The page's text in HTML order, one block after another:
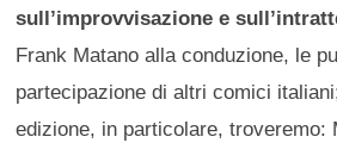
sull’improvvisazione e
Frank Matano alla conduzione, le
partecipazione di altri comici
edizione, in particolare, troveremo: